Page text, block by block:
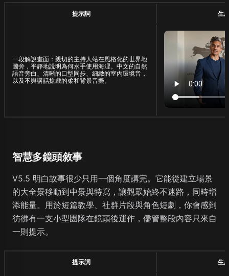
提示詞 生
一段解說畫面：親切的主持人站在風格化的世界地
圖旁，平靜地說明為何水手使用海浬。中文的自然
語音旁白、清晰的口型同步、細緻的室內環境音，
以及不與講話搶戲的柔和背景音樂。
智慧多鏡頭敘事
V5.5 明白故事很少只用一個角度講完。它能從建立場景
的大全景移動到中景與特寫，讓觀眾始終不迷路，同時增
添能量。用於短篇教學、社群片段與角色短劇，你會感到
彷彿有一支小型團隊在鏡頭後運作，儘管整段內容只來自
一則提示。
提示詞 生